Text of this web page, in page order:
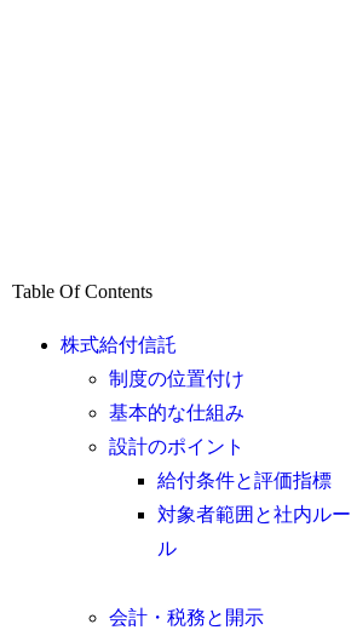
Table Of Contents
株式給付信託
制度の位置付け
基本的な仕組み
設計のポイント
給付条件と評価指標
対象者範囲と社内ルー
ル
会計・税務と開示